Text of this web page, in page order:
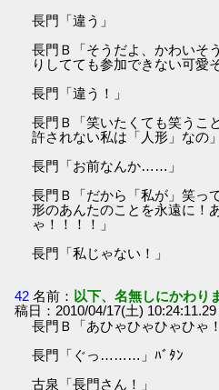
長門「違う」
長門Ｂ「そうだよ、かわいそ
りしてても参加できない可愛
長門「違う！」
長門Ｂ「笑いたくても笑うこ
許されない私は「人形」なの」
長門「お前なんか……」
長門Ｂ「だから「私が」笑っ
形のあんたのことを永遠に！
ゃ！！！！」
長門「私じゃない！」
42 名前： 以下、名無しにかわり
稿日：2010/04/17(土)
長門Ｂ「あひゃひゃひゃひゃ
長門「ぐっ………」ﾊﾞﾀﾝ
古泉「長門さん！」